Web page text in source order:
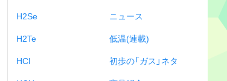
H2Se
H2Te
HCl
ニュース
低温(連載)
初歩の「ガス」ネタ